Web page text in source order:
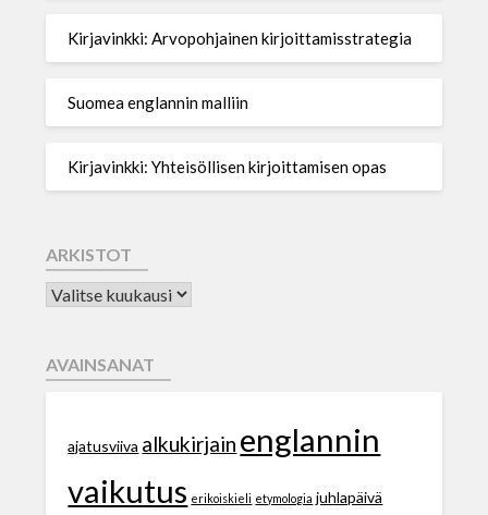
Kirjavinkki: Arvopohjainen kirjoittamisstrategia
Suomea englannin malliin
Kirjavinkki: Yhteisöllisen kirjoittamisen opas
ARKISTOT
AVAINSANAT
ajatusviiva alkukirjain englannin
vaikutus erikoiskieli etymologia juhlapäivä